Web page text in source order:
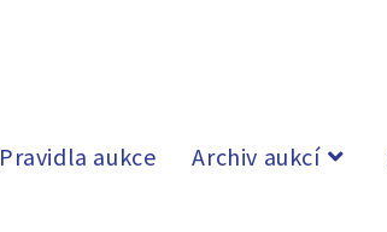
Pravidla aukce Archiv aukcí